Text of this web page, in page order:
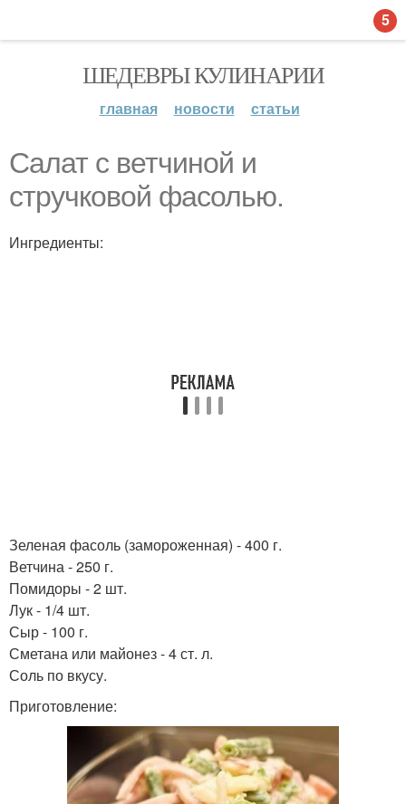
ШЕДЕВРЫ КУЛИНАРИИ
главная новости статьи
Салат с ветчиной и
стручковой фасолью.
Ингредиенты:
Зеленая фасоль (замороженная) - 400 г.
Ветчина - 250 г.
Помидоры - 2 шт.
Лук - 1/4 шт.
Сыр - 100 г.
Сметана или майонез - 4 ст. л.
Соль по вкусу.
Приготовление:
5